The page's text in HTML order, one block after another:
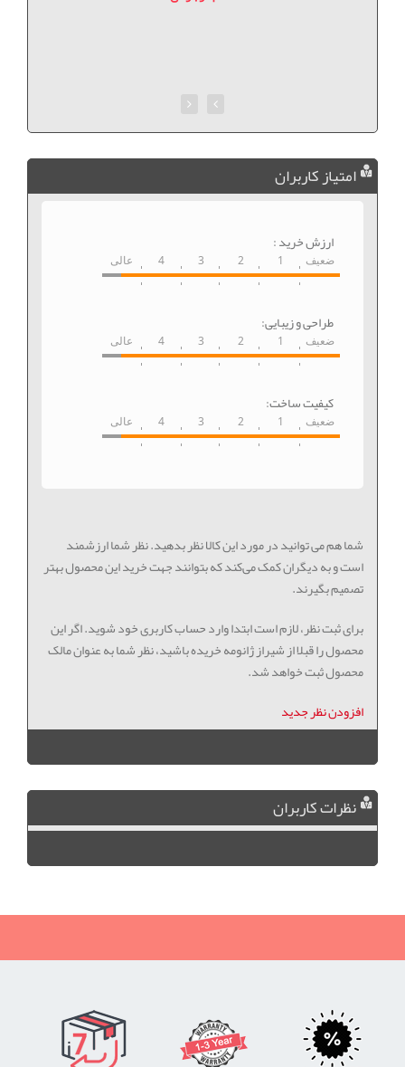
امتیاز کاربران
ارزش خرید :
ضعیف 1
2
3
4 عالی
طراحی و زیبایی:
ضعیف 1
2
3
4 عالی
کیفیت ساخت:
ضعیف 1
2
3
4 عالی
شما هم می توانید در مورد این کالا نظر بدهید. نظر شما ارزشمند
است و به دیگران کمک می‌کند که بتوانند جهت خرید این محصول بهتر
تصمیم بگیرند.
برای ثبت نظر، لازم است ابتدا وارد حساب کاربری خود شوید. اگر این
محصول را قبلا از شیراز ژانومه خریده باشید، نظر شما به عنوان مالک
محصول ثبت خواهد شد.
افزودن نظر جدید
نظرات کاربران